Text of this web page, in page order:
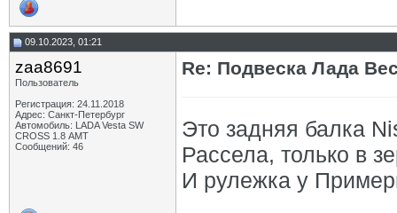
09.10.2023, 01:21
zaa8691
Пользователь
Регистрация: 24.11.2018
Адрес: Санкт-Петербург
Автомобиль: LADA Vesta SW
CROSS 1.8 АМТ
Сообщений: 46
Re: Подвеска Лада
Это задняя балка
Рассела, только в
И рулежка у